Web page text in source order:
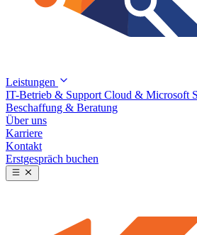
Leistungen
IT-Betrieb & Support Cloud & Microsoft
Beschaffung & Beratung
Über uns
Karriere
Kontakt
Erstgespräch buchen